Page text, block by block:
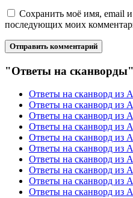
Сохранить моё имя, email и
последующих моих
"Ответы на сканворды"
Ответы на сканворд из
Ответы на сканворд из
Ответы на сканворд из
Ответы на сканворд из
Ответы на сканворд из
Ответы на сканворд из
Ответы на сканворд из
Ответы на сканворд из
Ответы на сканворд из
Ответы на сканворд из